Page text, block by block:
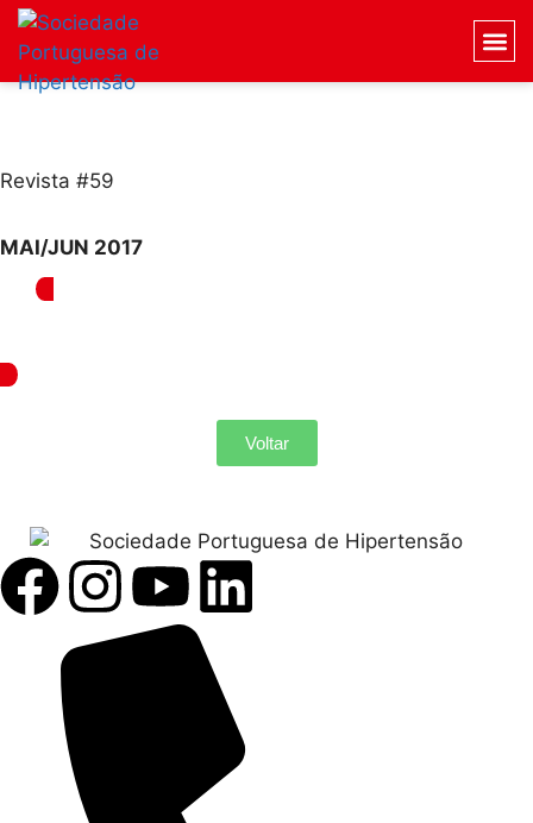
Revista #59
MAI/JUN 2017
Voltar